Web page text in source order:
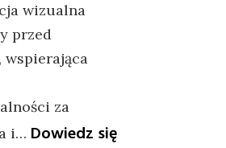
wizualna
przed
wspierająca
za
i… Dowiedz się